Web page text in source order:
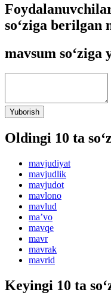
so‘ziga berilgan
mavsum so‘ziga
Yuborish
Oldingi 10 ta so‘z
mavjudiyat
mavjudlik
mavjudot
mavlono
mavlud
maʼvo
mavqe
mavr
mavrak
mavrid
Keyingi 10 ta